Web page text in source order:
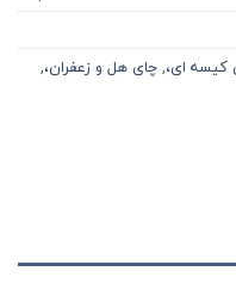
کیسه ای،,چای هل و زعفران،,